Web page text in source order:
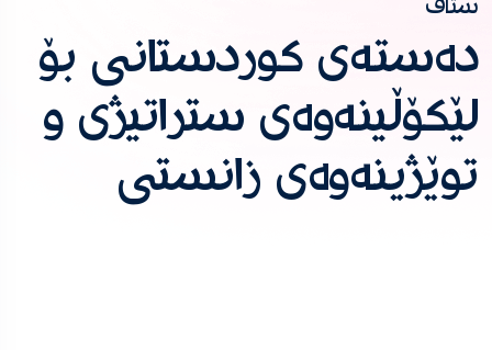
ستاف
دەستەی کوردستانی بۆ
لێکۆڵینەوەی ستراتیژی و
توێژینەوەی زانستی